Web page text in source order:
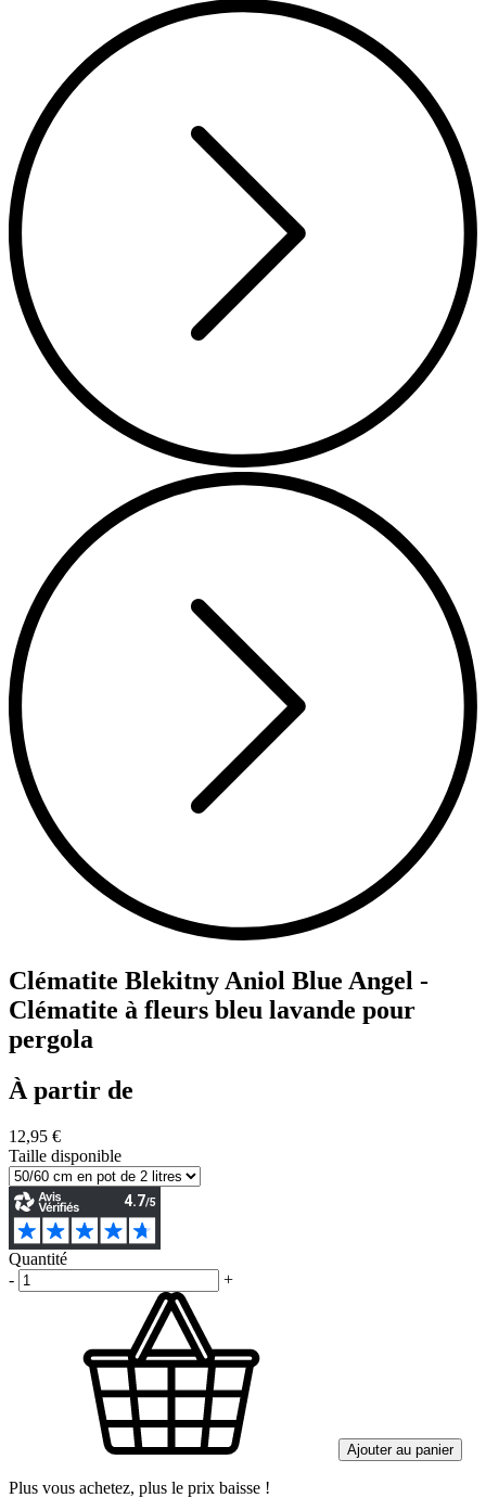
Clématite Blekitny Aniol Blue Angel -
Clématite à fleurs bleu lavande pour
pergola
À partir de
12,95 €
Taille disponible
Quantité
-
+
Ajouter au panier
Plus vous achetez, plus le prix baisse !